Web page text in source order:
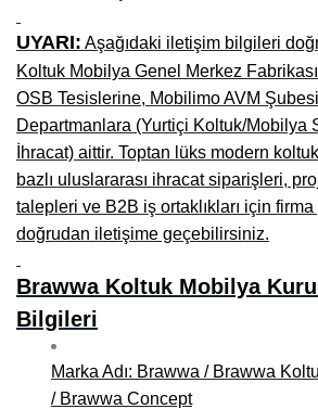
Kırşehir Mobilya İmalatçıları, Firmaları,
Kütahya Mobilya İmalatçıları, Mağazaları,
Malatya Mobilyacılar, Mağazaları,
Sinop Mobilya İmalatçıları, Mağazaları,
Tekirdağ Mobilyacılar, Mobilya İmalatçıları,
Nevşehir Mobilyacılar, Mobilya İmalatçıları,
Ordu Mobilya Mağazaları, İmalatçıları,
Rize Mobilyacılar, Mobilya İmalatçıları,
UYARI: Aşağıdaki iletişim bilgileri
Koltuk Mobilya Genel Merkez
OSB Tesislerine, Mobilimo AVM
Departmanlara (Yurtiçi Koltuk/Mobilya
İhracat) aittir. Toptan lüks modern koltuk
bazlı uluslararası ihracat siparişleri,
talepleri ve B2B iş ortaklıkları için
doğrudan iletişime geçebilirsiniz.
Brawwa Koltuk Mobilya
Bilgileri
Marka Adı: Brawwa / Brawwa
/ Brawwa Concept